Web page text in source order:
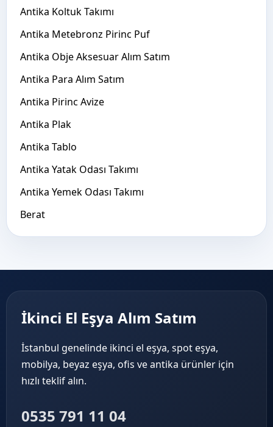
Antika Koltuk Takımı
Antika Metebronz Pirinc Puf
Antika Obje Aksesuar Alım Satım
Antika Para Alım Satım
Antika Pirinc Avize
Antika Plak
Antika Tablo
Antika Yatak Odası Takımı
Antika Yemek Odası Takımı
Berat
İkinci El Eşya Alım Satım
İstanbul genelinde ikinci el eşya, spot eşya,
mobilya, beyaz eşya, ofis ve antika ürünler için
hızlı teklif alın.
0535 791 11 04